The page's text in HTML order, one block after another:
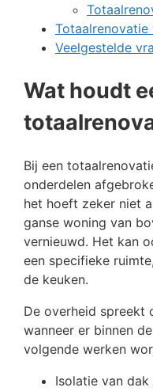
Totaalrenovatie
Veelgestelde
Wat houdt
Bij een
onderdelen
het hoeft zeker niet
ganse woning van
vernieuwd. Het kan
een specifieke
de keuken.
De overheid spreekt
wanneer er binnen
volgende werken
Isolatie van